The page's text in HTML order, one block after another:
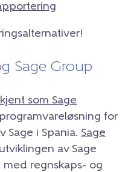
Sage Group
som Sage
for
Sage i Spania. Sage
av Sage
med regnskaps- og